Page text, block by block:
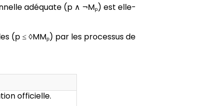
adéquate (p ∧ ¬Mₚ) est elle-
(p ≤ ◊MMₚ) par les processus de
officielle.